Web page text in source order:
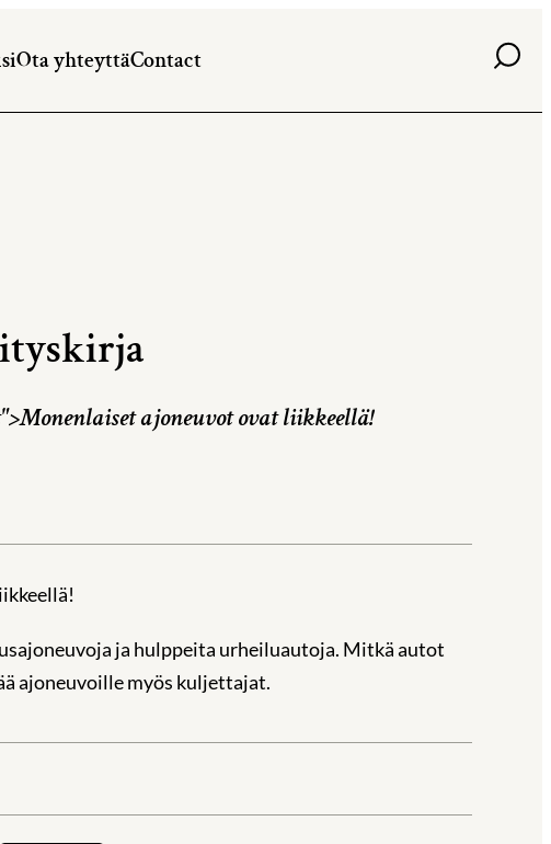
Ota yhteyttäContact Haku
ajoneuvot ovat liikkeellä!
ja hulppeita urheiluautoja. Mitkä autot
ajoneuvoille myös kuljettajat.